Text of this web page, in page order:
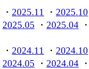
・ 2025.11 ・ 2025.10
2025.05 ・ 2025.04
・ 2024.11 ・ 2024.10
2024.05 ・ 2024.04